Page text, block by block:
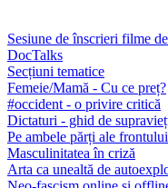
Sesiune de înscrieri filme
DocTalks
Secțiuni tematice
Femeie/Mamă - Cu ce preț?
#occident - o privire critică
Dictaturi - ghid de
Pe ambele părți ale
Masculinitatea în criză
Arta ca unealtă de